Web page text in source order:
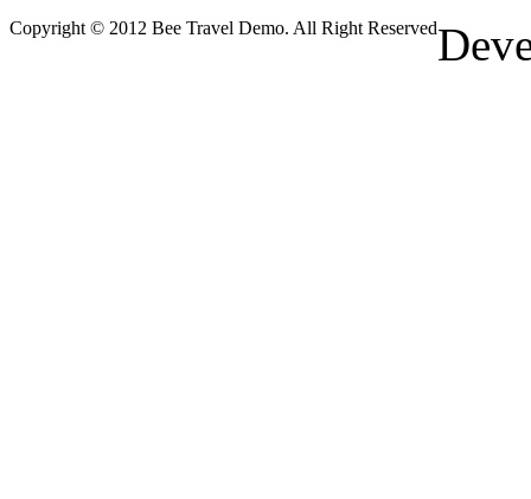
Copyright © 2012 Bee Travel Demo. All Right Reserved